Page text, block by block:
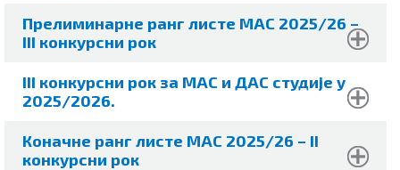
Прелиминарне ранг листе МАС 2025/26 –
III конкурсни рок
III конкурсни рок за МАС и ДАС студије у
2025/2026.
Коначне ранг листе МАС 2025/26 – II
конкурсни рок